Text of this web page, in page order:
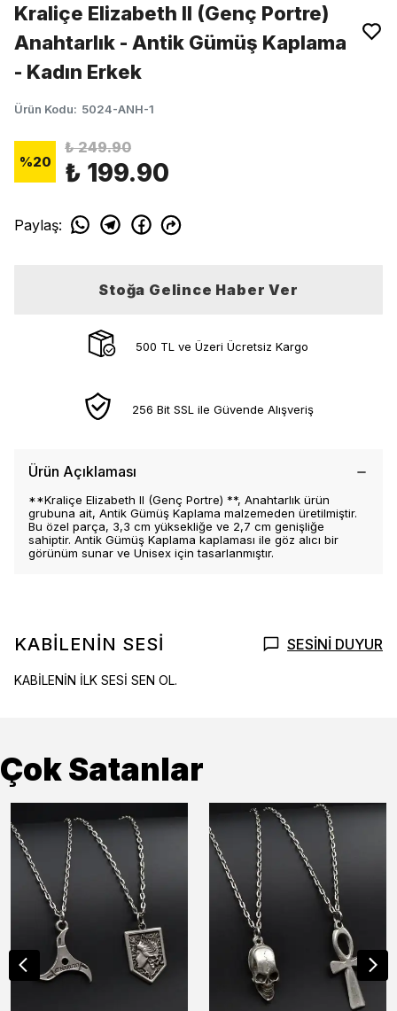
Kraliçe Elizabeth II (Genç Portre)
Anahtarlık - Antik Gümüş Kaplama
- Kadın Erkek
Ürün Kodu: 5024-ANH-1
%20
₺ 249.90
₺ 199.90
Paylaş:
Stoğa Gelince Haber Ver
500 TL ve Üzeri Ücretsiz Kargo
256 Bit SSL ile Güvende Alışveriş
Ürün Açıklaması
**Kraliçe Elizabeth II (Genç Portre) **, Anahtarlık ürün
grubuna ait, Antik Gümüş Kaplama malzemeden üretilmiştir.
Bu özel parça, 3,3 cm yüksekliğe ve 2,7 cm genişliğe
sahiptir. Antik Gümüş Kaplama kaplaması ile göz alıcı bir
görünüm sunar ve Unisex için tasarlanmıştır.
KABİLENİN SESİ SESİNİ DUYUR
KABİLENİN İLK SESİ SEN OL.
Çok Satanlar